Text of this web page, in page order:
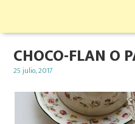
CHOCO-FLAN O
Posted
25 julio, 2017